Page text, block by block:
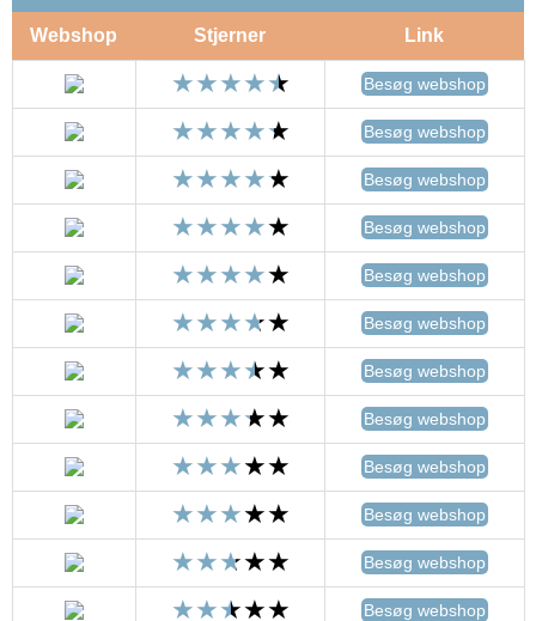
Webshop Stjerner Link
Besøg webshop
Besøg webshop
Besøg webshop
Besøg webshop
Besøg webshop
Besøg webshop
Besøg webshop
Besøg webshop
Besøg webshop
Besøg webshop
Besøg webshop
Besøg webshop